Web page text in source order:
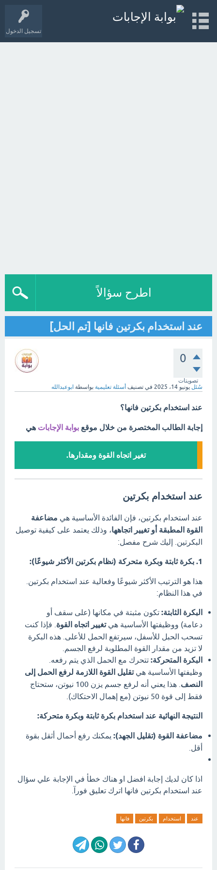
تسجيل الدخول
اطرح سؤالاً
عند استخدام بكرتين فانها [تم الحل]
0
تصويتات
سُئل يونيو 14، 2025 في تصنيف أسئلة تعليمية بواسطة ابوعبدالله
عند استخدام بكرتين فانها؟
إجابة الطالب المختصرة من خلال موقع بوابة الإجابات هي
تغير اتجاه القوة ومقدارها.
عند استخدام بكرتين
عند استخدام بكرتين، فإن الفائدة الأساسية هي مضاعفة
القوة المطبقة أو تغيير اتجاهها، وذلك يعتمد على كيفية توصيل
البكرتين. إليك شرح مفصل:
1. بكرة ثابتة وبكرة متحركة (نظام بكرتين الأكثر شيوعًا):
هذا هو الترتيب الأكثر شيوعًا وفعالية عند استخدام بكرتين.
في هذا النظام:
البكرة الثابتة: تكون مثبتة في مكانها (على سقف أو
دعامة) ووظيفتها الأساسية هيتغيير اتجاه القوة فإذا كنت
تسحب الحبل للأسفل، سيرتفع الحمل للأعلى. هذه البكرة
لا تزيد من مقدار القوة المطلوبة لرفع الجسم.
البكرة المتحركة: تتحرك مع الحمل الذي يتم رفعه.
وظيفتها الأساسية هيتقليل القوة اللازمة لرفع الحمل إلى
النصف
هذا يعني أنه لرفع جسم يزن 100 نيوتن، ستحتاج
فقط إلى قوة 50 نيوتن (مع إهمال الاحتكاك).
النتيجة النهائية عند استخدام بكرة ثابتة وبكرة متحركة:
مضاعفة القوة (تقليل الجهد): يمكنك رفع أحمال أثقل بقوة
أقل.
اذا كان لديك إجابة افضل او هناك خطأ في الإجابة علي سؤال
عند استخدام بكرتين فانها اترك تعليق فورآ.
عند استخدام بكرتين فانها